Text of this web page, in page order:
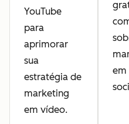
YouTube
para
aprimorar
sua
estratégia de
marketing
em vídeo.
em